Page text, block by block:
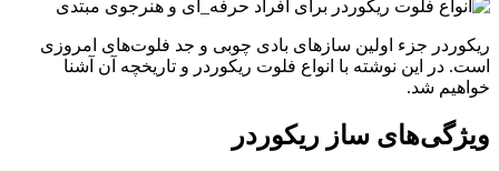
ریکوردر جزء اولین سازهای بادی چوبی و جد فلوت‌های امروزی
است. در این نوشته با انواع فلوت ریکوردر و تاریخچه آن آشنا
خواهیم شد.
ویژگی‌های ساز ریکوردر